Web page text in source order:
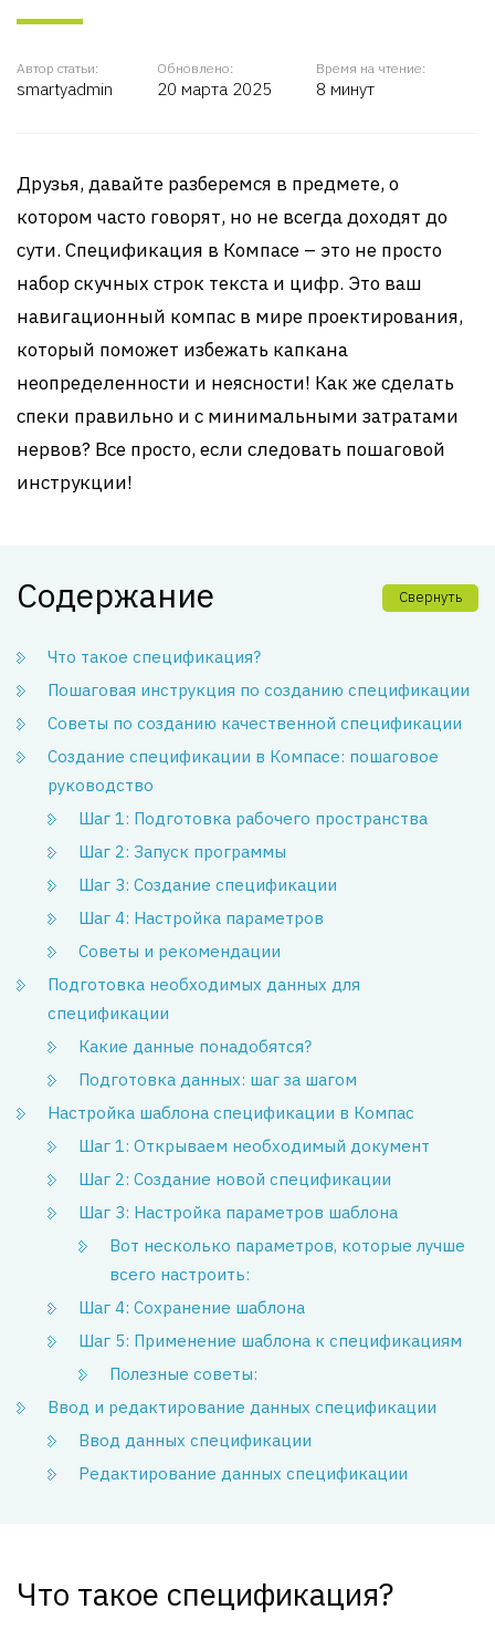
Автор статьи:
smartyadmin
Обновлено:
20 марта 2025
Время на чтение:
8 минут
Друзья, давайте разберемся в предмете, о
котором часто говорят, но не всегда доходят до
сути. Спецификация в Компасе – это не просто
набор скучных строк текста и цифр. Это ваш
навигационный компас в мире проектирования,
который поможет избежать капкана
неопределенности и неясности! Как же сделать
спеки правильно и с минимальными затратами
нервов? Все просто, если следовать пошаговой
инструкции!
Содержание Свернуть
Что такое спецификация?
Пошаговая инструкция по созданию спецификации
Советы по созданию качественной спецификации
Создание спецификации в Компасе: пошаговое
руководство
Шаг 1: Подготовка рабочего пространства
Шаг 2: Запуск программы
Шаг 3: Создание спецификации
Шаг 4: Настройка параметров
Советы и рекомендации
Подготовка необходимых данных для
спецификации
Какие данные понадобятся?
Подготовка данных: шаг за шагом
Настройка шаблона спецификации в Компас
Шаг 1: Открываем необходимый документ
Шаг 2: Создание новой спецификации
Шаг 3: Настройка параметров шаблона
Вот несколько параметров, которые лучше
всего настроить:
Шаг 4: Сохранение шаблона
Шаг 5: Применение шаблона к спецификациям
Полезные советы:
Ввод и редактирование данных спецификации
Ввод данных спецификации
Редактирование данных спецификации
Что такое спецификация?